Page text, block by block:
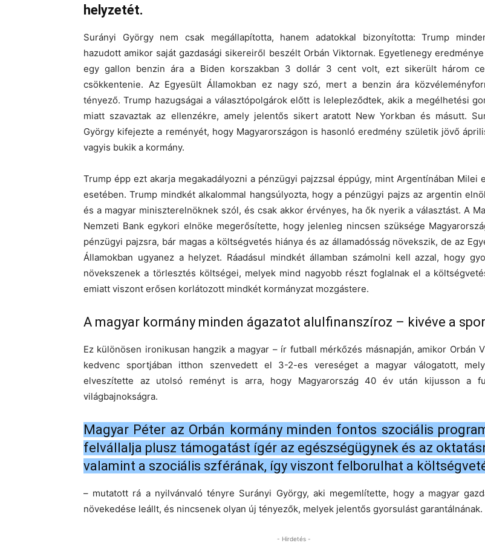
helyzetét.
Surányi György nem csak megállapította, hanem adatokkal bizonyította: Trump
hazudott amikor saját gazdasági sikereiről beszélt Orbán Viktornak. Egyetlenegy eredménye
egy gallon benzin ára a Biden korszakban 3 dollár 3 cent volt, ezt sikerült három
csökkentenie. Az Egyesült Államokban ez nagy szó, mert a benzin ára
tényező. Trump hazugságai a választópolgárok előtt is lelepleződtek, akik a megélhetési
miatt szavaztak az ellenzékre, amely jelentős sikert aratott New Yorkban és másutt.
György kifejezte a reményét, hogy Magyarországon is hasonló eredmény születik jövő
vagyis bukik a kormány.
Trump épp ezt akarja megakadályozni a pénzügyi pajzzsal éppúgy, mint Argentínában Milei
esetében. Trump mindkét alkalommal hangsúlyozta, hogy a pénzügyi pajzs az argentin
és a magyar miniszterelnöknek szól, és csak akkor érvényes, ha ők nyerik a választást. A
Nemzeti Bank egykori elnöke megerősítette, hogy jelenleg nincsen szüksége
pénzügyi pajzsra, bár magas a költségvetés hiánya és az államadósság növekszik, de az
Államokban ugyanez a helyzet. Ráadásul mindkét államban számolni kell azzal, hogy
növekszenek a törlesztés költségei, melyek mind nagyobb részt foglalnak el a
emiatt viszont erősen korlátozott mindkét kormányzat mozgástere.
A magyar kormány minden ágazatot alulfinanszíroz – kivéve a
Ez különösen ironikusan hangzik a magyar – ír futball mérkőzés másnapján, amikor Orbán
kedvenc sportjában itthon szenvedett el 3-2-es vereséget a magyar válogatott,
elveszítette az utolsó reményt is arra, hogy Magyarország 40 év után kijusson a
világbajnokságra.
Magyar Péter az Orbán kormány minden fontos szociális
felvállalja plusz támogatást ígér az egészségügynek és az
valamint a szociális szférának, így viszont felborulhat a
– mutatott rá a nyilvánvaló tényre Surányi György, aki megemlítette, hogy a magyar
növekedése leállt, és nincsenek olyan új tényezők, melyek jelentős gyorsulást garantálnának.
- Hirdetés -